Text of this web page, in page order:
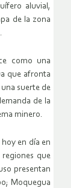
aluvial,
de la zona
como una
que afronta
suerte de
de la
minero.
en día en
que
presentan
Moquegua